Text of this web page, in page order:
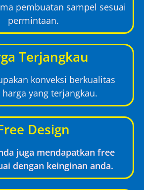
pembuatan sampel sesuai
permintaan.
Terjangkau
konveksi berkualitas
yang terjangkau.
Design
juga mendapatkan free
dengan keinginan anda.